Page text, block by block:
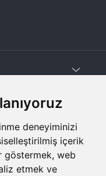
deneyiminizi
içerik
göstermek, web
etmek ve